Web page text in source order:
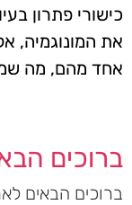
כישורי פתרון
את המונוגמיה,
אחד מהם, מה
ברוכים
ברוכים הבאים